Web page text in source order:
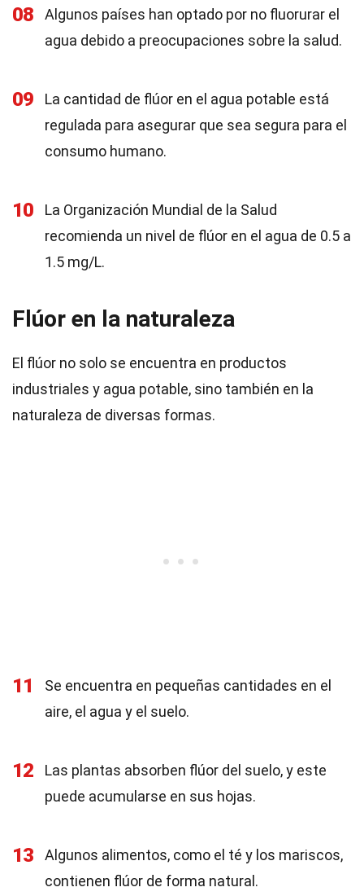
08
Algunos países han optado por no fluorurar el
agua debido a preocupaciones sobre la salud.
09
La cantidad de flúor en el agua potable está
regulada para asegurar que sea segura para el
consumo humano.
10
La Organización Mundial de la Salud
recomienda un nivel de flúor en el agua de 0.5 a
1.5 mg/L.
Flúor en la naturaleza
El flúor no solo se encuentra en productos
industriales y agua potable, sino también en la
naturaleza de diversas formas.
11
Se encuentra en pequeñas cantidades en el
aire, el agua y el suelo.
12
Las plantas absorben flúor del suelo, y este
puede acumularse en sus hojas.
13
Algunos alimentos, como el té y los mariscos,
contienen flúor de forma natural.